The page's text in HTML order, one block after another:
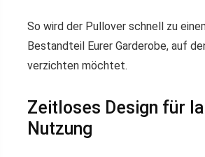
So wird der Pullover schnell zu
Bestandteil Eurer Garderobe, auf
verzichten möchtet.
Zeitloses Design für
Nutzung